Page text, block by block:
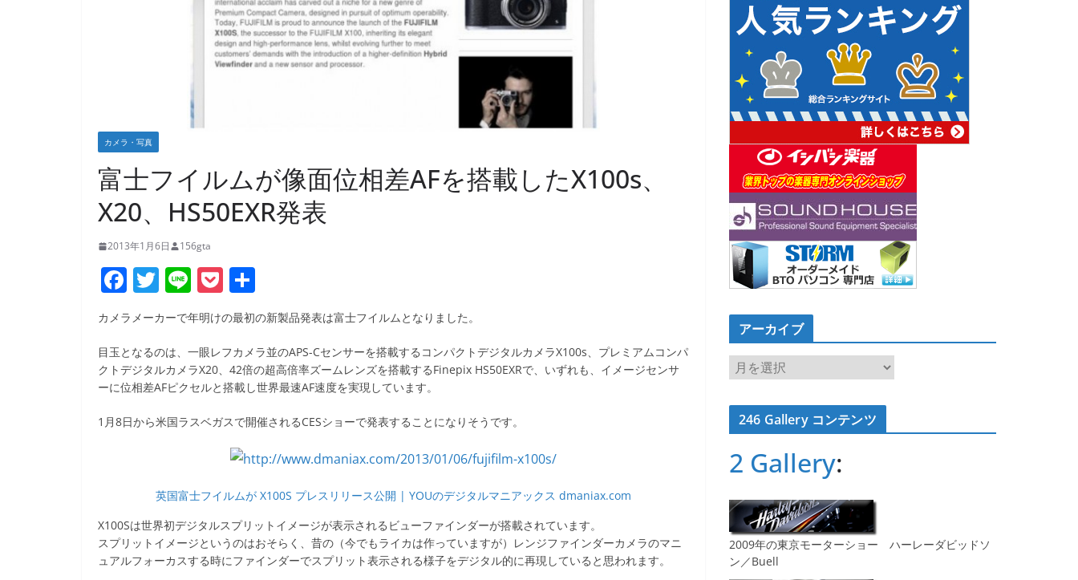
カメラ・写真
富士フイルムが像面位相差AFを搭載したX100s、
X20、HS50EXR発表
2013年1月6日 156gta
F
a
c
e
b
o
o
T
w
itt
er
Li
n
e
P
o
ck
et
有
カメラメーカーで年明けの最初の新製品発表は富士フイルムとなりました。
目玉となるのは、一眼レフカメラ並のAPS-Cセンサーを搭載するコンパクトデジタルカメラX100s、プレミアムコンパ
クトデジタルカメラX20、42倍の超高倍率ズームレンズを搭載するFinepix HS50EXRで、いずれも、イメージセンサ
ーに位相差AFピクセルと搭載し世界最速AF速度を実現しています。
1月8日から米国ラスベガスで開催されるCESショーで発表することになりそうです。
英国富士フイルムが X100S プレスリリース公開 | YOUのデジタルマニアックス dmaniax.com
X100Sは世界初デジタルスプリットイメージが表示されるビューファインダーが搭載されています。
スプリットイメージというのはおそらく、昔の（今でもライカは作っていますが）レンジファインダーカメラのマニ
ュアルフォーカスする時にファインダーでスプリット表示される様子をデジタル的に再現していると思われます。
アーカイブ
ア
ー
カ
イ246 Gallery コンテンツ
2 Gallery:
2009年の東京モーターショー ハーレーダビッドソ
ン／Buell